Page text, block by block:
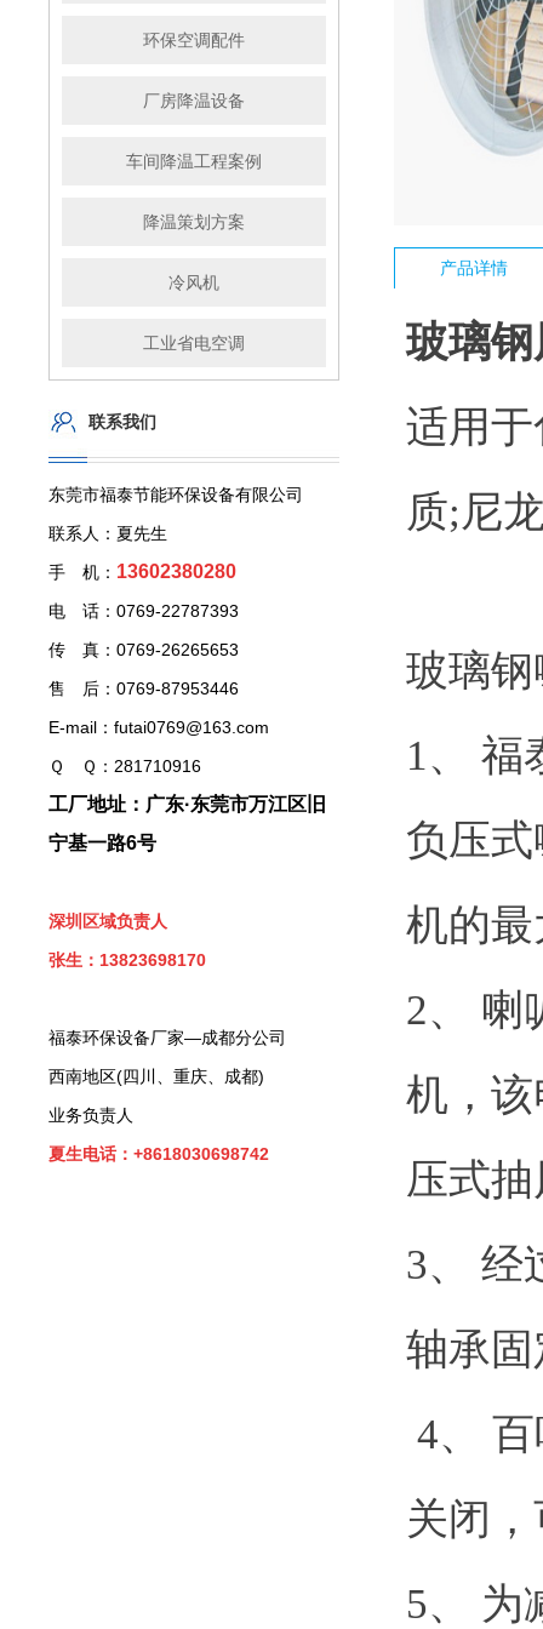
环保空调配件
厂房降温设备
车间降温工程案例
降温策划方案
冷风机
工业省电空调
联系我们
东莞市福泰节能环保设备有限公司
联系人：夏先生
手 机： 13602380280
电 话：0769-22787393
传 真：0769-26265653
售 后：0769-87953446
E-mail：futai0769@163.com
Ｑ Ｑ：281710916
工厂地址：广东·东莞市万江区旧
宁基一路6号
深圳区域负责人
张生：13823698170
福泰环保设备厂家—成都分公司
西南地区(四川、重庆、成都)
业务负责人
夏生电话：+8618030698742
产品详情
玻璃
适用
质;尼
玻璃
1、 福
负压
机的
2、 喇
机，
压式
3、 经
轴承
4、
关闭
5、 为